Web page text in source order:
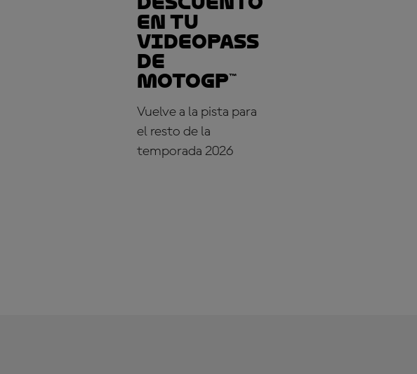
en tu
VideoPass
de
MotoGP™
Vuelve a la pista para
el resto de la
temporada 2026